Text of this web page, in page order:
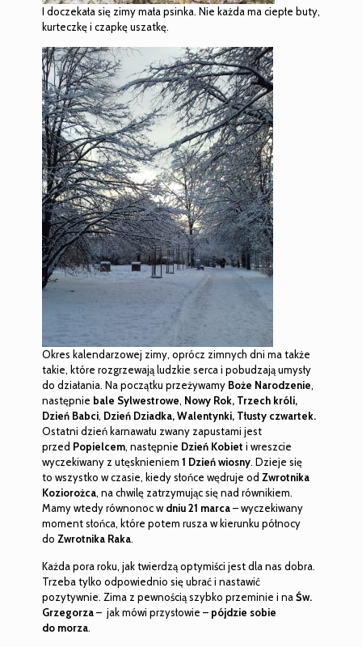
I doczekała się zimy mała psinka. Nie każda ma ciepłe buty,
kurteczkę i czapkę uszatkę.
Okres kalendarzowej zimy, oprócz zimnych dni ma także
takie, które rozgrzewają ludzkie serca i pobudzają umysły
do działania. Na początku przeżywamy Boże Narodzenie,
następnie bale Sylwestrowe, Nowy Rok, Trzech króli,
Dzień Babci, Dzień Dziadka, Walentynki, Tłusty czwartek.
Ostatni dzień karnawału zwany zapustami jest
przed Popielcem, następnie Dzień Kobiet i wreszcie
wyczekiwany z utęsknieniem 1 Dzień wiosny. Dzieje się
to wszystko w czasie, kiedy słońce wędruje od Zwrotnika
Koziorożca, na chwilę zatrzymując się nad równikiem.
Mamy wtedy równonoc wdniu 21 marca– wyczekiwany
moment słońca, które potem rusza w kierunku północy
do Zwrotnika Raka.
Każda pora roku, jak twierdzą optymiści jest dla nas dobra.
Trzeba tylko odpowiednio się ubrać i nastawić
pozytywnie. Zima z pewnością szybko przeminie i naŚw.
Grzegorza– jak mówi przysłowie – pójdzie sobie
do morza.